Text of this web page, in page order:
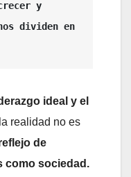
y
dividen en
ideal y el
realidad no es
de
como sociedad.